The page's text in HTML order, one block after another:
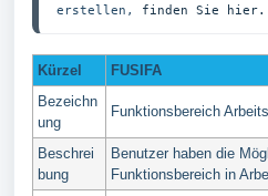
erstellen, finden Sie hier.
Kürzel
FUSIFA
Bezeichn
ung
Funktionsbereich
Beschrei
bung
Benutzer haben die
Funktionsbereich in